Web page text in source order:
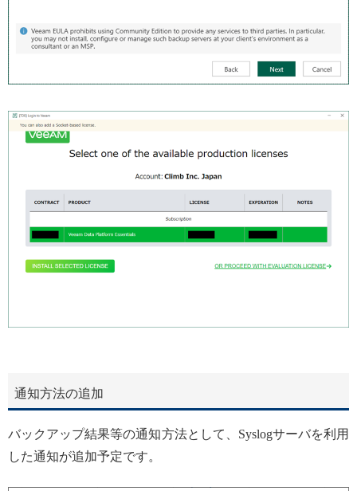
通知方法の追加
バックアップ結果等の通知方法として、Syslogサーバを利用
した通知が追加予定です。